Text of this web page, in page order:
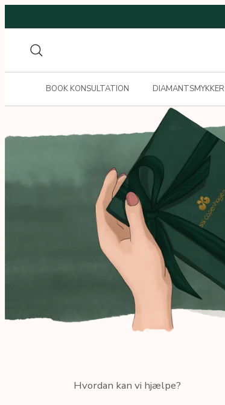
BOOK KONSULTATION DIAMANTSMYKKER
Hvordan kan vi hjælpe?